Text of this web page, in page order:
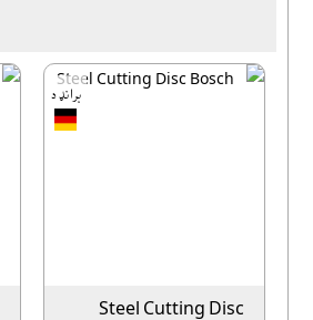
برانډ د
Steel Cutting Disc